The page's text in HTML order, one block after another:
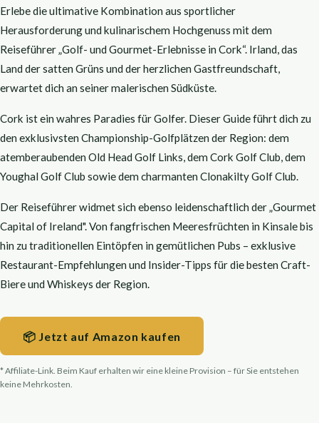
Erlebe die ultimative Kombination aus sportlicher
Herausforderung und kulinarischem Hochgenuss mit dem
Reiseführer „Golf- und Gourmet-Erlebnisse in Cork“. Irland, das
Land der satten Grüns und der herzlichen Gastfreundschaft,
erwartet dich an seiner malerischen Südküste.
Cork ist ein wahres Paradies für Golfer. Dieser Guide führt dich zu
den exklusivsten Championship-Golfplätzen der Region: dem
atemberaubenden Old Head Golf Links, dem Cork Golf Club, dem
Youghal Golf Club sowie dem charmanten Clonakilty Golf Club.
Der Reiseführer widmet sich ebenso leidenschaftlich der „Gourmet
Capital of Ireland". Von fangfrischen Meeresfrüchten in Kinsale bis
hin zu traditionellen Eintöpfen in gemütlichen Pubs – exklusive
Restaurant-Empfehlungen und Insider-Tipps für die besten Craft-
Biere und Whiskeys der Region.
📦 Jetzt auf Amazon kaufen
* Affiliate-Link. Beim Kauf erhalten wir eine kleine Provision – für Sie entstehen
keine Mehrkosten.